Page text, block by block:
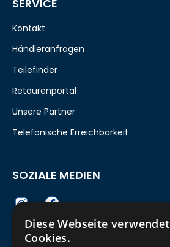
SERVICE
Kontakt
Händleranfragen
Teilefinder
Retourenportal
Unsere Partner
Telefonische Erreichbarkeit
SOZIALE MEDIEN
Diese Webseite verwendet
Cookies.